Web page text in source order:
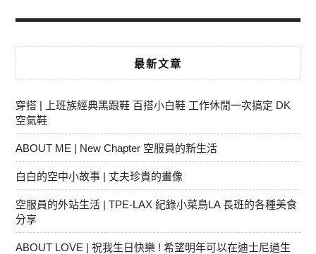
最新文章
穿搭 | 上班族經典黑跟鞋 百搭小白鞋 工作休閒一次搞定 DK
空氣鞋
ABOUT ME | New Chapter 空服員的新生活
白白的空中小故事 | 丈夫珍貴的畫像
空服員的外站生活 | TPE-LAX 紀錄小菜鳥LA 長班的各種美食
分享
ABOUT LOVE | 祝我生日快樂 ! 希望明年可以在迪士尼過生